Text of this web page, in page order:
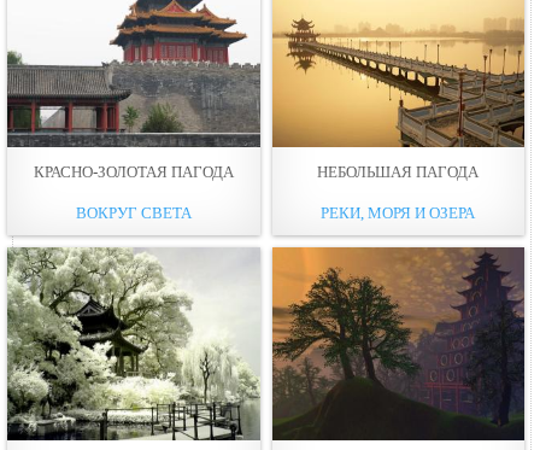
КРАСНО-ЗОЛОТАЯ ПАГОДА
ВОКРУГ СВЕТА
НЕБОЛЬШАЯ ПАГОДА
РЕКИ, МОРЯ И ОЗЕРА